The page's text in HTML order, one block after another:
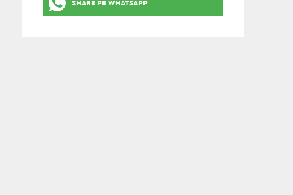
SHARE PE WHATSAPP